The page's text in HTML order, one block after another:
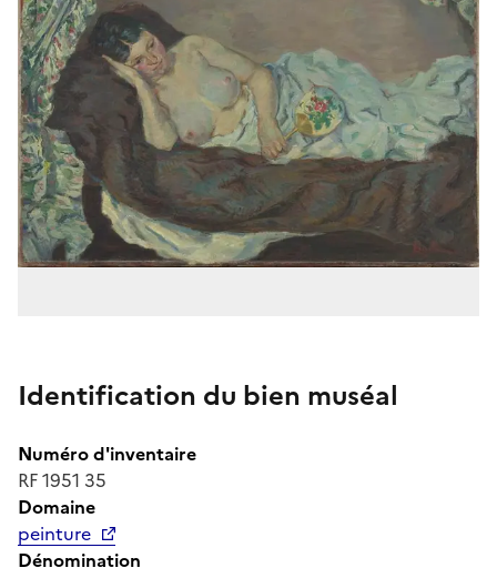
Identification du bien muséal
Numéro d'inventaire
RF 1951 35
Domaine
peinture
Dénomination